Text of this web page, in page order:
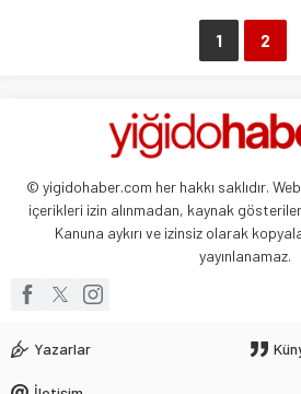
1 2
© yigidohaber.com her hakkı saklıdır.
içerikleri izin alınmadan, kaynak
Kanuna aykırı ve izinsiz olarak
yayınlanamaz.
Yazarlar